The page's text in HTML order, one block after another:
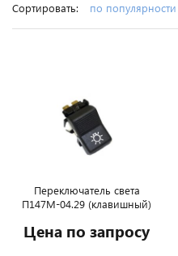
Сортировать: по популярности
Переключатель света
П147М-04.29 (клавишный)
Цена по запросу